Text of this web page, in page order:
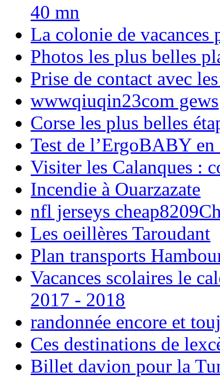
40 mn
La colonie de vacances
Photos les plus belles
Prise de contact avec
wwwqiuqin23com gews
Corse les plus belles
Test de l’ErgoBABY en
Visiter les Calanques :
Incendie à Ouarzazate
nfl jerseys
Les oeillères Taroudant
Plan transports
Vacances scolaires le
2017 - 2018
randonnée encore et
Ces destinations de
Billet davion pour la